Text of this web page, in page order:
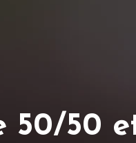
50/50